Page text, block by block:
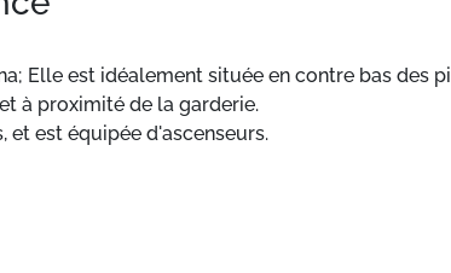
Elle est idéalement située en contre bas des
à proximité de la garderie.
est équipée d'ascenseurs.
1 lit double, une cabine fermée avec 2 lits